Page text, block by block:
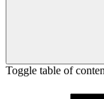
Toggle table of